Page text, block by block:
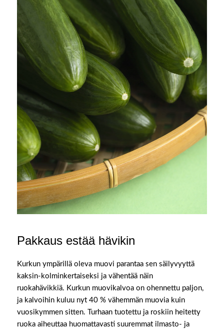
Pakkaus estää hävikin
Kurkun ympärillä oleva muovi parantaa sen säilyvyyttä
kaksin-kolminkertaiseksi ja vähentää näin
ruokahävikkiä. Kurkun muovikalvoa on ohennettu paljon,
ja kalvoihin kuluu nyt 40 % vähemmän muovia kuin
vuosikymmen sitten. Turhaan tuotettu ja roskiin heitetty
ruoka aiheuttaa huomattavasti suuremmat ilmasto- ja